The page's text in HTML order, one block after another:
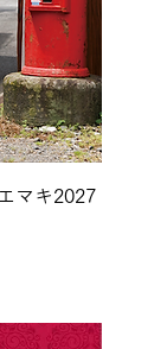
マキ2027